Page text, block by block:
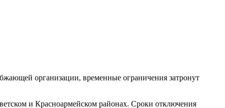
организации, временные ограничения затронут
и Красноармейском районах. Сроки отключения